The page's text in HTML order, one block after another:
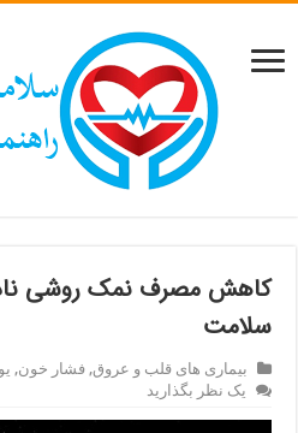
کاهش مصرف نمک روشی
سلامت
بیماری های قلب و عروق,فشار خون,
یک نظر بگذارید